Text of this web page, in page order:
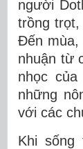
người
trồng trọt,
Đến mùa,
nhuận từ
nhọc
những
với các
Khi sống